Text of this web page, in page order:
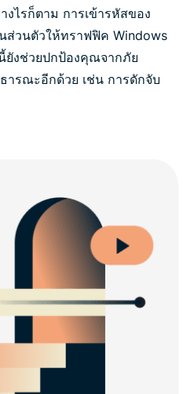
งไรก็ตาม การเข้ารหัสของ
ส่วนตัวให้ทราฟฟิค Windows
งช่วยปกป้องคุณจากภัย
รณะอีกด้วย เช่น การดักจับ